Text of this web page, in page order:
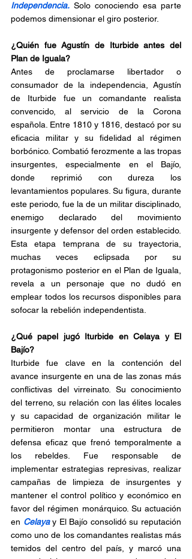
Independencia. Solo conociendo esa parte
podemos dimensionar el giro posterior.
¿Quién fue Agustín de Iturbide antes del
Plan de Iguala?
Antes de proclamarse libertador o
consumador de la independencia, Agustín
de Iturbide fue un comandante realista
convencido, al servicio de la Corona
española. Entre 1810 y 1816, destacó por su
eficacia militar y su fidelidad al régimen
borbónico. Combatió ferozmente a las tropas
insurgentes, especialmente en el Bajío,
donde reprimió con dureza los
levantamientos populares. Su figura, durante
este periodo, fue la de un militar disciplinado,
enemigo declarado del movimiento
insurgente y defensor del orden establecido.
Esta etapa temprana de su trayectoria,
muchas veces eclipsada por su
protagonismo posterior en el Plan de Iguala,
revela a un personaje que no dudó en
emplear todos los recursos disponibles para
sofocar la rebelión independentista.
¿Qué papel jugó Iturbide en Celaya y El
Bajío?
Iturbide fue clave en la contención del
avance insurgente en una de las zonas más
conflictivas del virreinato. Su conocimiento
del terreno, su relación con las élites locales
y su capacidad de organización militar le
permitieron montar una estructura de
defensa eficaz que frenó temporalmente a
los rebeldes. Fue responsable de
implementar estrategias represivas, realizar
campañas de limpieza de insurgentes y
mantener el control político y económico en
favor del régimen monárquico. Su actuación
en Celaya y El Bajío consolidó su reputación
como uno de los comandantes realistas más
temidos del centro del país, y marcó una